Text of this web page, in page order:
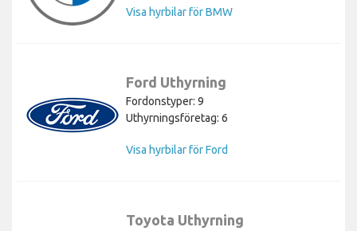
Visa hyrbilar för BMW
Ford Uthyrning
Fordonstyper: 9
Uthyrningsföretag: 6
Visa hyrbilar för Ford
Toyota Uthyrning